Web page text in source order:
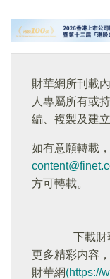
財華網所刊載
人專屬所有或
編、複製及建
如有意願轉載
方可轉載。
下載財
更多精彩内容
財華網(https://